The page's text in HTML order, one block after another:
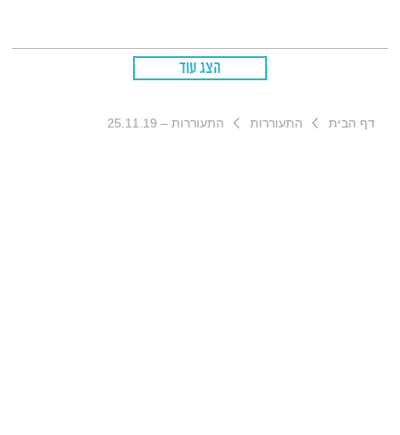
הצג עוד
דף הבית התעוררות התעוררות – 25.11.19